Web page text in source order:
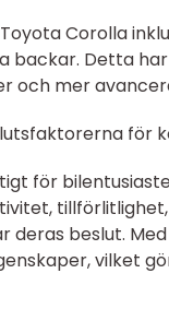
Corolla
backar. Detta
och mer
för
för
deras beslut.
vilket